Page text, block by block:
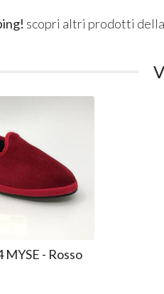
scopri altri prodotti
MYSE - Rosso